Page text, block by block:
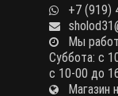
+7 (919)
Мы
Суббота: с
с 10-00 до
Магазин